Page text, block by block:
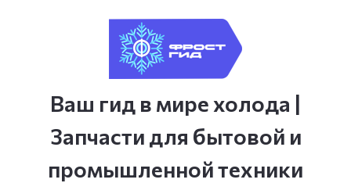
Ваш гид в мире холода |
Запчасти для бытовой и
промышленной техники